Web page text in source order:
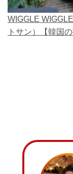
WIGGLE
トサン）【韓国